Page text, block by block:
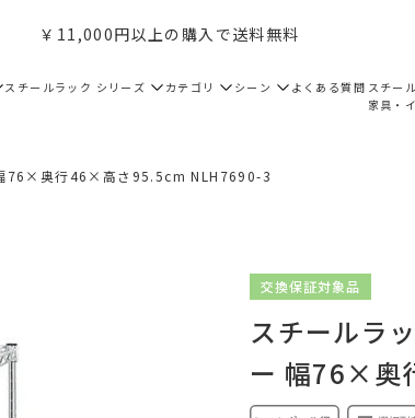
￥11,000円以上の購入で送料無料
スチールラック シリーズ カテゴリ シーン よくある質問 スチー
家具・
76×奥行46×高さ95.5cm NLH7690-3
交換保証対象品
スチールラ
ー 幅76×奥